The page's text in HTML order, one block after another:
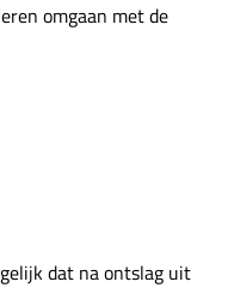
omgaan met de
dat na ontslag uit